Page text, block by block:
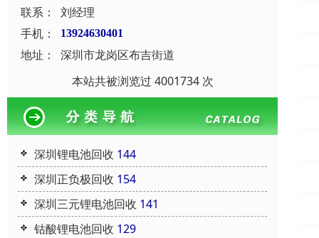
联系：
刘经理
手机：
13924630401
地址：
深圳市龙岗区布吉街道
本站共被浏览过 4001734 次
深圳锂电池回收 144
深圳正负极回收 154
深圳三元锂电池回收 141
钴酸锂电池回收 129